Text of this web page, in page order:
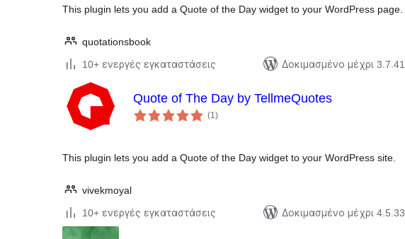
This plugin lets you add a Quote of the Day widget to your WordPress page.
quotationsbook
10+ ενεργές εγκαταστάσεις
Δοκιμασμένο μέχρι 3.7.41
Quote of The Day by TellmeQuotes
(1αξιολογήσεις
σύνολο
)
This plugin lets you add a Quote of the Day widget to your WordPress site.
vivekmoyal
10+ ενεργές εγκαταστάσεις
Δοκιμασμένο μέχρι 4.5.33